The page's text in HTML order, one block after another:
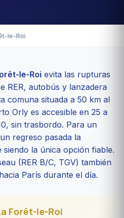
le-Roi
le-Roi evita las rupturas
RER, autobús y lanzadera
comuna situada a 50 km al
Orly es accesible en 25 a
sin trasbordo. Para un
regreso pasada la
siendo la única opción fiable.
(RER B/C, TGV) también
París durante el día.
Forêt-le-Roi